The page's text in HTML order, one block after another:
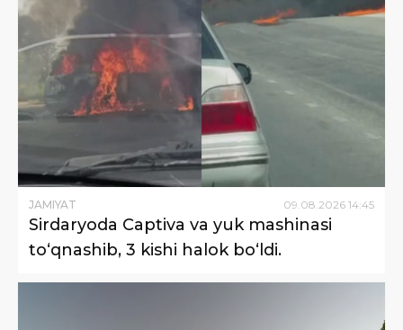
JAMIYAT 09.08.2026 14:45
Sirdaryoda Captiva va yuk mashinasi
to‘qnashib, 3 kishi halok bo‘ldi.